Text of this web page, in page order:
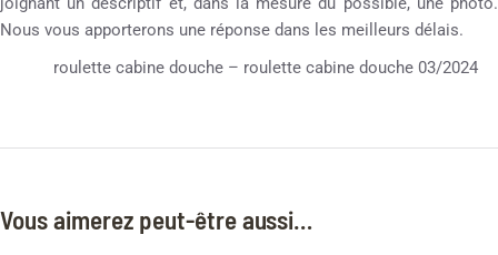
Nous vous apporterons une réponse dans les meilleurs délais.
roulette cabine douche – roulette cabine douche 03/2024
Vous aimerez peut-être aussi…